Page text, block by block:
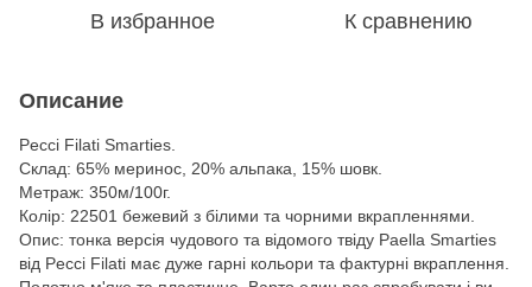
В избранное К сравнению
Описание
Pecci Filati Smarties.
Склад: 65% меринос, 20% альпака, 15% шовк.
Метраж: 350м/100г.
Колір: 22501 бежевий з білими та чорними вкрапленнями.
Опис: тонка версія чудового та відомого твіду Paella Smarties
від Pecci Filati має дуже гарні кольори та фактурні вкраплення.